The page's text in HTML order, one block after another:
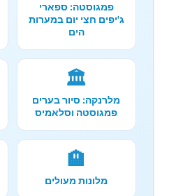
פמגוסטה: ספארי
ג'יפים חצי יום במערות
הים
🏛️
מלרנקה: סיור בערים
פמגוסטה וסלאמיס
🏨
מלונות מעולים